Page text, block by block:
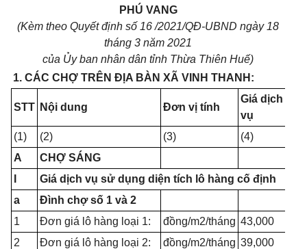
PHÚ VANG
(Kèm theo Quyết định số 16 /2021/QĐ-UBND ngày 18
tháng 3 năm 2021
của Ủy ban nhân dân tỉnh Thừa Thiên Huế)
1. CÁC CHỢ TRÊN ĐỊA BÀN XÃ VINH THANH:
STT Nội dung Đơn vị tính
Giá dịch
vụ
(1)
(2) (3)
(4)
A
CHỢ SÁNG
Giá dịch vụ sử dụng diện tích lô hàng cố định
a
Đình chợ số 1 và 2
1
Đơn giá lô hàng loại 1: đồng/m2/tháng 43,000
2
Đơn giá lô hàng loại 2: đồng/m2/tháng 39,000